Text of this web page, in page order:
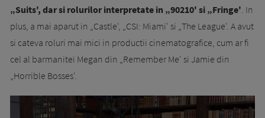
„Suits', dar si rolurilor interpretate in „90210' si „Fringe'. In
plus, a mai aparut in „Castle', „CSI: Miami' si „The League'. A avut
si cateva roluri mai mici in productii cinematografice, cum ar fi
cel al barmanitei Megan din „Remember Me' si Jamie din
„Horrible Bosses'.